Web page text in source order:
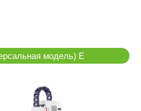
модель) E